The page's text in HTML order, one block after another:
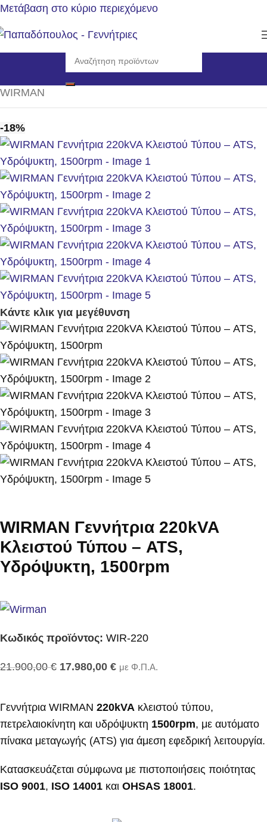
Μετάβαση στο κύριο περιεχόμενο
Αρχική σελίδα/Γεννήτριες/Η/Ζ Κλειστού τύπου 1500rpm
WIRMAN
-18%
Κάντε κλικ για μεγέθυνση
WIRMAN Γεννήτρια 220kVA
Κλειστού Τύπου – ATS,
Υδρόψυκτη, 1500rpm
Κωδικός προϊόντος: WIR-220
21.900,00€ 17.980,00 € με Φ.Π.Α.
Γεννήτρια WIRMAN 220kVA κλειστού τύπου,
πετρελαιοκίνητη και υδρόψυκτη 1500rpm, με αυτόματο
πίνακα μεταγωγής (ATS) για άμεση εφεδρική λειτουργία.
Κατασκευάζεται σύμφωνα με πιστοποιήσεις ποιότητας
ISO 9001, ISO 14001 και OHSAS 18001.